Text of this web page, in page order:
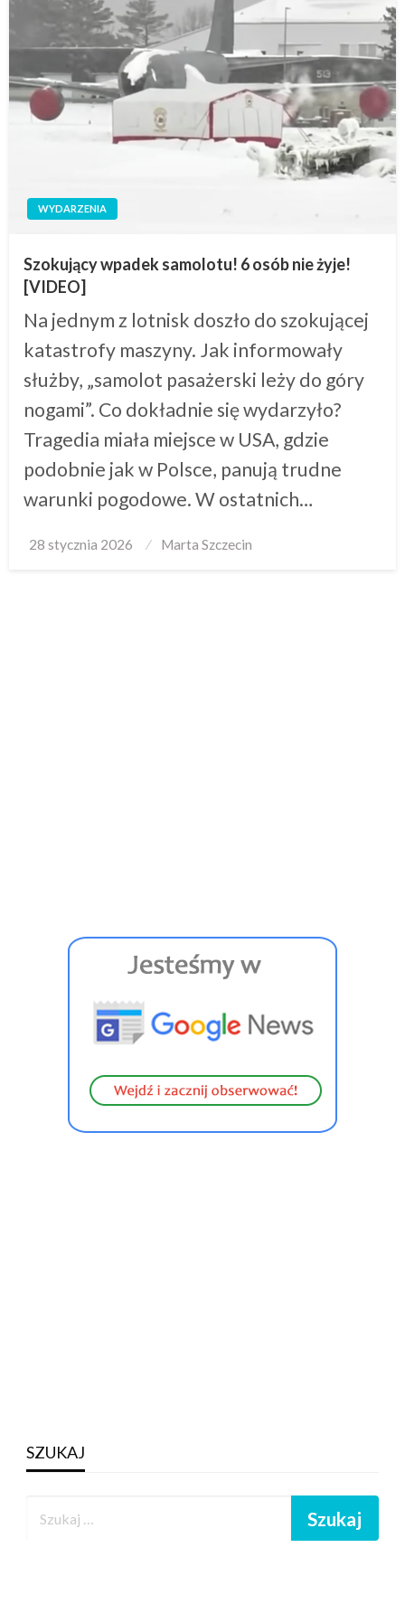
WYDARZENIA
Szokujący wpadek samolotu! 6 osób nie żyje!
[VIDEO]
Na jednym z lotnisk doszło do szokującej
katastrofy maszyny. Jak informowały
służby, „samolot pasażerski leży do góry
nogami”. Co dokładnie się wydarzyło?
Tragedia miała miejsce w USA, gdzie
podobnie jak w Polsce, panują trudne
warunki pogodowe. W ostatnich…
Posted
28 stycznia 2026 Marta Szczecin
SZUKAJ